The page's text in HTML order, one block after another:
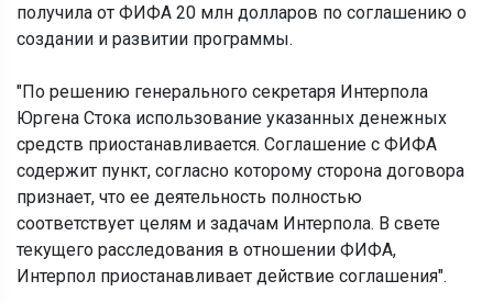
получила от ФИФА 20 млн долларов по соглашению о
создании и развитии программы.
"По решению генерального секретаря Интерпола
Юргена Стока использование указанных денежных
средств приостанавливается. Соглашение с ФИФА
содержит пункт, согласно которому сторона договора
признает, что ее деятельность полностью
соответствует целям и задачам Интерпола. В свете
текущего расследования в отношении ФИФА,
Интерпол приостанавливает действие соглашения".